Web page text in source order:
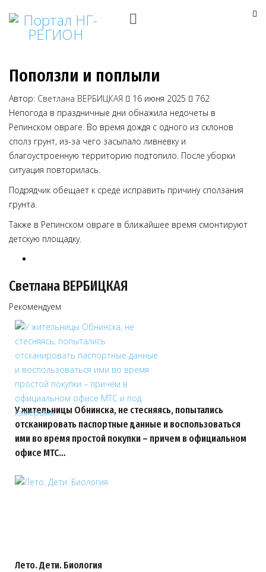
Поползли и поплыли
Автор: Светлана ВЕРБИЦКАЯ 16 июня 2025
762
Непогода в праздничные дни обнажила недочеты в
Репинском овраге. Во время дождя с одного из склонов
сполз грунт, из-за чего засыпало ливневку и
благоустроенную территорию подтопило. После уборки
ситуация повторилась.
Подрядчик обещает к среде исправить причину сползания
грунта.
Также в Репинском овраге в ближайшее время смонтируют
детскую площадку.
Светлана ВЕРБИЦКАЯ
Рекомендуем
У жительницы Обнинска, не стесняясь, попытались
отсканировать паспортные данные и воспользоваться
ими во время простой покупки – причем в официальном
офисе МТС…
Лето. Дети. Биология